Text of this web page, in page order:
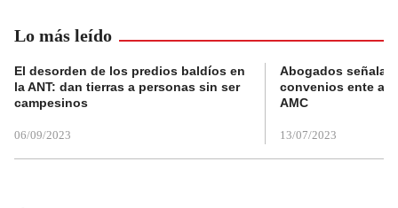
Lo más leído
El desorden de los predios baldíos en
la ANT: dan tierras a personas sin ser
campesinos
06/09/2023
Abogados
convenios ente
AMC
13/07/2023